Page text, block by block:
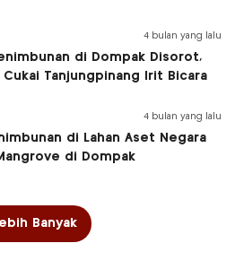
4 bulan yang lalu
di Dompak Disorot,
Cukai Tanjungpinang Irit Bicara
4 bulan yang lalu
di Lahan Aset Negara
di Dompak
Banyak